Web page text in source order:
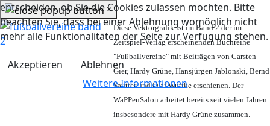
entscheiden, ob Sie die Cookies zulassen möchten. Bitte
beachten Sie, dass bei einer Ablehnung womöglich nicht
mehr alle Funktionalitäten der Seite zur Verfügung stehen.
Akzeptieren
Ablehnen
Weitere Informationen
×
Diese Vektorgrafik ist im Band 2 der im
Zeitspiel-Verlag erscheinenden Buchreihe
"Fußballvereine" mit Beiträgen von Carsten
Gier, Hardy Grüne, Hansjürgen Jablonski, Bernd
Sautter und Olaf Wuttke erschienen. Der
WaPPenSalon arbeitet bereits seit vielen Jahren
insbesondere mit Hardy Grüne zusammen.